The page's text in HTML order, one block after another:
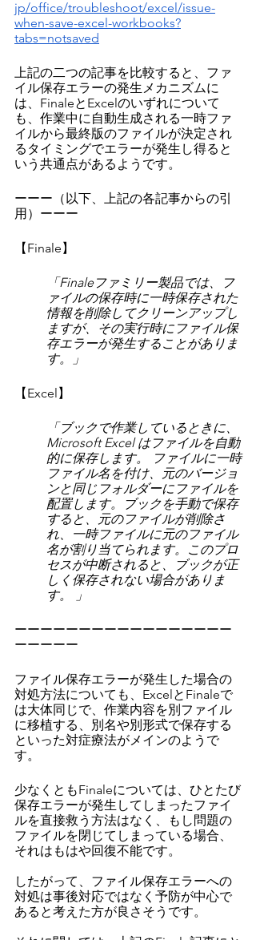
jp/office/troubleshoot/excel/issue-
when-save-excel-workbooks?
tabs=notsaved
上記の二つの記事を比較すると、ファ
イル保存エラーの発生メカニズムに
は、FinaleとExcelのいずれについて
も、作業中に自動生成される一時ファ
イルから最終版のファイルが決定され
るタイミングでエラーが発生し得ると
いう共通点があるようです。
ーーー（以下、上記の各記事からの引
用）ーーー
【Finale】
「Finaleファミリー製品では、フ
ァイルの保存時に一時保存された
情報を削除してクリーンアップし
ますが、その実行時にファイル保
存エラーが発生することがありま
す。」
【Excel】
「ブックで作業しているときに、
Microsoft Excel はファイルを自動
的に保存します。 ファイルに一時
ファイル名を付け、元のバージョ
ンと同じフォルダーにファイルを
配置します。ブックを手動で保存
すると、元のファイルが削除さ
れ、一時ファイルに元のファイル
名が割り当てられます。このプロ
セスが中断されると、ブックが正
しく保存されない場合がありま
す。 」
ーーーーーーーーーーーーーーーーー
ーーーーー
ファイル保存エラーが発生した場合の
対処方法についても、ExcelとFinaleで
は大体同じで、作業内容を別ファイル
に移植する、別名や別形式で保存する
といった対症療法がメインのようで
す。
少なくともFinaleについては、ひとたび
保存エラーが発生してしまったファイ
ルを直接救う方法はなく、もし問題の
ファイルを閉じてしまっている場合、
それはもはや回復不能です。
したがって、ファイル保存エラーへの
対処は事後対応ではなく予防が中心で
あると考えた方が良さそうです。